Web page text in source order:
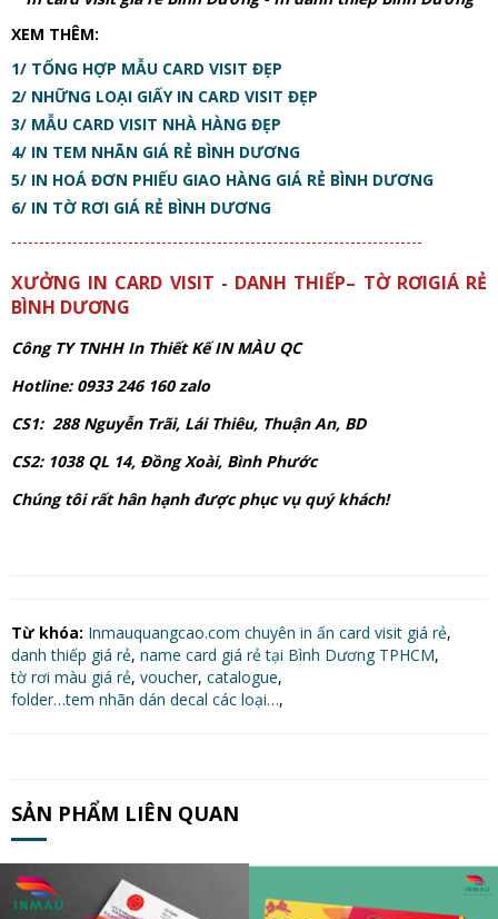
XEM THÊM:
1/ TỔNG HỢP MẪU CARD VISIT ĐẸP
2/ NHỮNG LOẠI GIẤY IN CARD VISIT ĐẸP
3/ MẪU CARD VISIT NHÀ HÀNG ĐẸP
4/ IN TEM NHÃN GIÁ RẺ BÌNH DƯƠNG
5/ IN HOÁ ĐƠN PHIẾU GIAO HÀNG GIÁ RẺ BÌNH DƯƠNG
6/ IN TỜ RƠI GIÁ RẺ BÌNH DƯƠNG
--------------------------------------------------------------------------
XƯỞNG IN CARD VISIT - DANH THIẾP– TỜ RƠIGIÁ RẺ
BÌNH DƯƠNG
Công TY TNHH In Thiết Kế IN MÀU QC
Hotline: 0933 246 160 zalo
CS1: 288 Nguyễn Trãi, Lái Thiêu, Thuận An, BD
CS2: 1038 QL 14, Đồng Xoài, Bình Phước
Chúng tôi rất hân hạnh được phục vụ quý khách!
Từ khóa: Inmauquangcao.com chuyên in ấn card visit giá rẻ,
danh thiếp giá rẻ, name card giá rẻ tại Bình Dương TPHCM,
tờ rơi màu giá rẻ, voucher, catalogue,
folder…tem nhãn dán decal các loại…,
SẢN PHẨM LIÊN QUAN